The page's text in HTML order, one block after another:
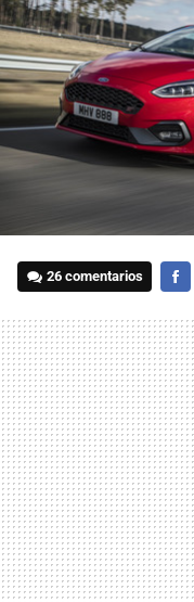
26 comentarios